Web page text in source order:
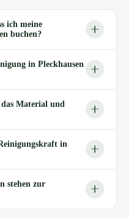
ich meine
buchen?
in Pleckhausen
Material und
in
stehen zur